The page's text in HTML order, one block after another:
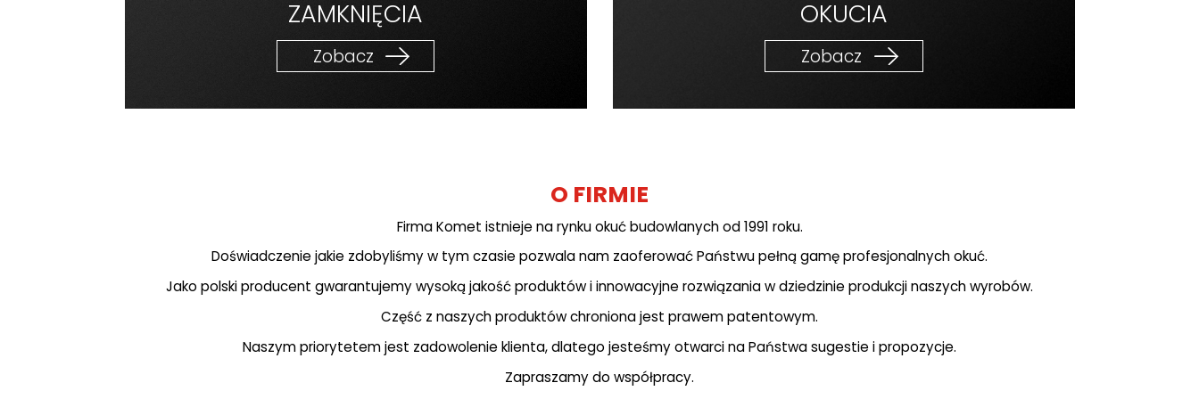
ZAMKNIĘCIA
Zobacz
OKUCIA
Zobacz
O FIRMIE
Firma Komet istnieje na rynku okuć budowlanych od 1991 roku.
Doświadczenie jakie zdobyliśmy w tym czasie pozwala nam zaoferować Państwu pełną gamę profesjonalnych okuć.
Jako polski producent gwarantujemy wysoką jakość produktów i innowacyjne rozwiązania w dziedzinie produkcji naszych wyrobów.
Część z naszych produktów chroniona jest prawem patentowym.
Naszym priorytetem jest zadowolenie klienta, dlatego jesteśmy otwarci na Państwa sugestie i propozycje.
Zapraszamy do współpracy.